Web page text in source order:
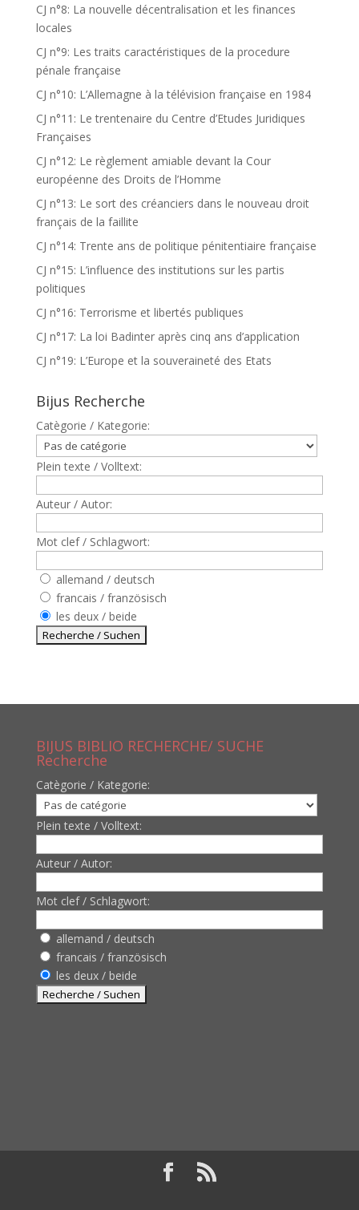
CJ n°8: La nouvelle décentralisation et les finances
locales
CJ n°9: Les traits caractéristiques de la procedure
pénale française
CJ n°10: L’Allemagne à la télévision française en 1984
CJ n°11: Le trentenaire du Centre d’Etudes Juridiques
Françaises
CJ n°12: Le règlement amiable devant la Cour
européenne des Droits de l’Homme
CJ n°13: Le sort des créanciers dans le nouveau droit
français de la faillite
CJ n°14: Trente ans de politique pénitentiaire française
CJ n°15: L’influence des institutions sur les partis
politiques
CJ n°16: Terrorisme et libertés publiques
CJ n°17: La loi Badinter après cinq ans d’application
CJ n°19: L’Europe et la souveraineté des Etats
Bijus Recherche
Catègorie / Kategorie:
Plein texte / Volltext:
Auteur / Autor:
Mot clef / Schlagwort:
allemand / deutsch
francais / französisch
les deux / beide
BIJUS BIBLIO RECHERCHE/ SUCHE
Recherche
Catègorie / Kategorie:
Plein texte / Volltext:
Auteur / Autor:
Mot clef / Schlagwort:
allemand / deutsch
francais / französisch
les deux / beide